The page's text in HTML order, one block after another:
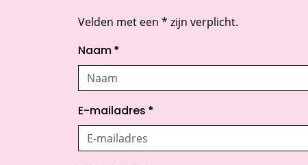
Velden met een * zijn verplicht.
Naam *
E-mailadres *